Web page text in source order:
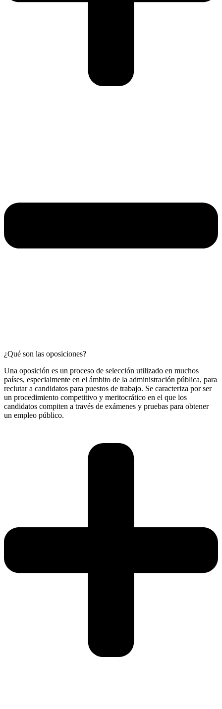
¿Qué son las oposiciones?
Una oposición es un proceso de selección utilizado en muchos
países, especialmente en el ámbito de la administración pública, para
reclutar a candidatos para puestos de trabajo. Se caracteriza por ser
un procedimiento competitivo y meritocrático en el que los
candidatos compiten a través de exámenes y pruebas para obtener
un empleo público.